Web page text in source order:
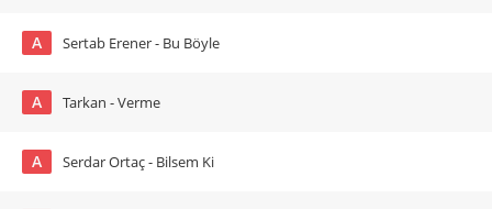
A Sertab Erener - Bu Böyle
A Tarkan - Verme
A Serdar Ortaç - Bilsem Ki